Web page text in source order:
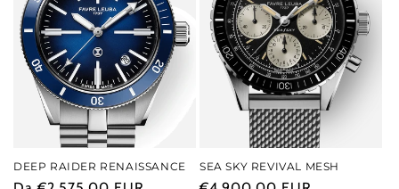
DEEP RAIDER RENAISSANCE SEA SKY REVIVAL MESH